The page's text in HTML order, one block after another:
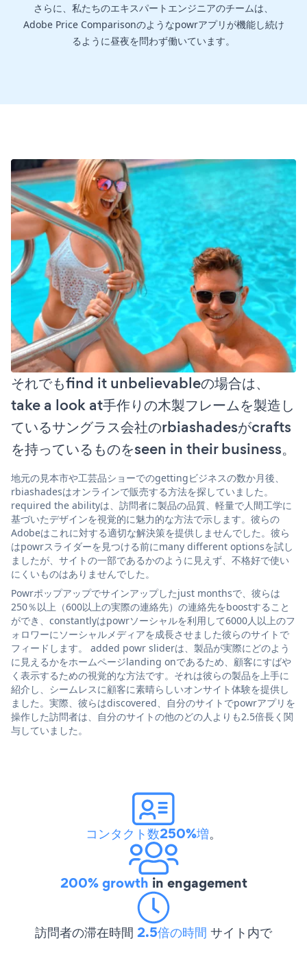
さらに、私たちのエキスパートエンジニアのチームは、
Adobe Price Comparisonのようなpowrアプリが機能し続け
るように昼夜を問わず働いています。
それでもfind it unbelievableの場合は、
take a look at手作りの木製フレームを製造し
ているサングラス会社のrbiashadesがcrafts
を持っているものをseen in their business。
地元の見本市や工芸品ショーでのgettingビジネスの数か月後、
rbiashadesはオンラインで販売する方法を探していました。
required the abilityは、訪問者に製品の品質、軽量で人間工学に
基づいたデザインを視覚的に魅力的な方法で示します。彼らの
Adobeはこれに対する適切な解決策を提供しませんでした。彼ら
はpowrスライダーを見つける前にmany different optionsを試し
ましたが、サイトの一部であるかのように見えず、不格好で使い
にくいものはありませんでした。
Powrポップアップでサインアップしたjust monthsで、彼らは
250％以上（600以上の実際の連絡先）の連絡先をboostすること
ができ、constantlyはpowrソーシャルを利用して6000人以上のフ
ォロワーにソーシャルメディアを成長させました彼らのサイトで
フィードします。 added powr sliderは、製品が実際にどのよう
に見えるかをホームページlanding onであるため、顧客にすばや
く表示するための視覚的な方法です。それは彼らの製品を上手に
紹介し、シームレスに顧客に素晴らしいオンサイト体験を提供し
ました。実際、彼らはdiscovered、自分のサイトでpowrアプリを
操作した訪問者は、自分のサイトの他のどの人よりも2.5倍長く関
与していました。
コンタクト数250%増。
200% growth in engagement
訪問者の滞在時間 2.5倍の時間 サイト内で